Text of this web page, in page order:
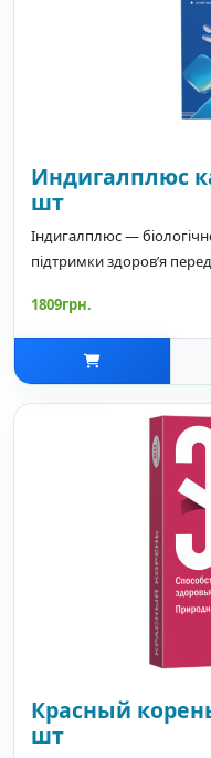
Индигалплюс
шт
Індигалплюс —
підтримки здоров’я
1809грн.
Красный
шт